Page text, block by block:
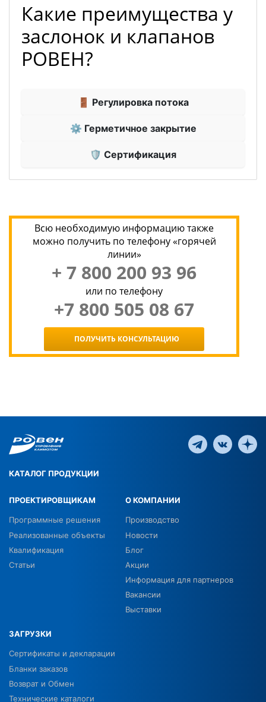
Какие преимущества у
заслонок и клапанов
РОВЕН?
🚪 Регулировка потока
⚙ Герметичное закрытие
🛡 Сертификация
Всю необходимую информацию также
можно получить по телефону «горячей
линии»
+ 7 800 200 93 96
или по телефону
+7 800 505 08 67
ПОЛУЧИТЬ КОНСУЛЬТАЦИЮ
КАТАЛОГ ПРОДУКЦИИ
ПРОЕКТИРОВЩИКАМ
Программные решения
Реализованные объекты
Квалификация
Статьи
О КОМПАНИИ
Производство
Новости
Блог
Акции
Информация для партнеров
Вакансии
Выставки
ЗАГРУЗКИ
Сертификаты и декларации
Бланки заказов
Возврат и Обмен
Технические каталоги